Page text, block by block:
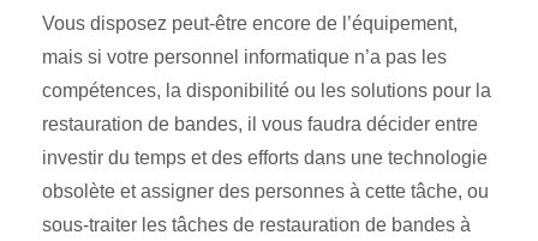
Vous disposez peut-être encore de l’équipement,
mais si votre personnel informatique n’a pas les
compétences, la disponibilité ou les solutions pour la
restauration de bandes, il vous faudra décider entre
investir du temps et des efforts dans une technologie
obsolète et assigner des personnes à cette tâche, ou
sous-traiter les tâches de restauration de bandes à